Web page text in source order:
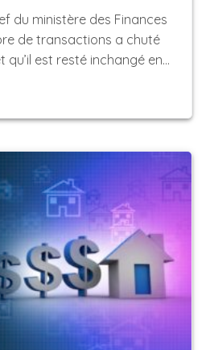
du ministère des Finances
de transactions a chuté
qu’il est resté inchangé en…